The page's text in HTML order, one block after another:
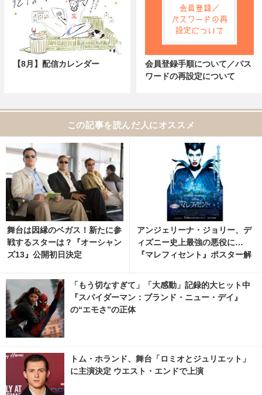
【8月】配信カレンダー
会員登録手順について／パス
ワードの再設定について
この記事を読んだ人にオススメ
舞台は因縁のベガス！新たに参
戦するスターは？『オーシャン
ズ13』公開初日決定
アンジェリーナ・ジョリー、デ
ィズニー史上最強の悪役に…
『マレフィセント』ポスター解
「もう切なすぎて」「大感動」記録的大ヒット中
『スパイダーマン：ブランド・ニュー・デイ』
の“エモさ”の正体
トム・ホランド、舞台「ロミオとジュリエット」
に主演決定 ウエスト・エンドで上演